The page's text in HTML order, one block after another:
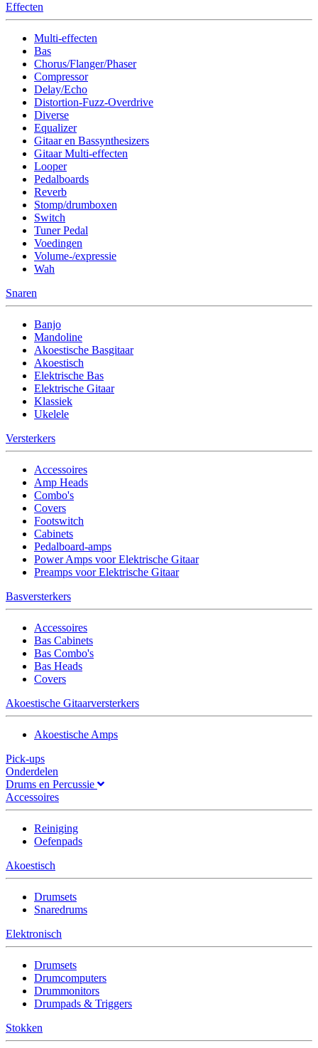
Effecten
Multi-effecten
Bas
Chorus/Flanger/Phaser
Compressor
Delay/Echo
Distortion-Fuzz-Overdrive
Diverse
Equalizer
Gitaar en Bassynthesizers
Gitaar Multi-effecten
Looper
Pedalboards
Reverb
Stomp/drumboxen
Switch
Tuner Pedal
Voedingen
Volume-/expressie
Wah
Snaren
Banjo
Mandoline
Akoestische Basgitaar
Akoestisch
Elektrische Bas
Elektrische Gitaar
Klassiek
Ukelele
Versterkers
Accessoires
Amp Heads
Combo's
Covers
Footswitch
Cabinets
Pedalboard-amps
Power Amps voor Elektrische Gitaar
Preamps voor Elektrische Gitaar
Basversterkers
Accessoires
Bas Cabinets
Bas Combo's
Bas Heads
Covers
Akoestische Gitaarversterkers
Akoestische Amps
Pick-ups
Onderdelen
Drums en Percussie
Accessoires
Reiniging
Oefenpads
Akoestisch
Drumsets
Snaredrums
Elektronisch
Drumsets
Drumcomputers
Drummonitors
Drumpads & Triggers
Stokken